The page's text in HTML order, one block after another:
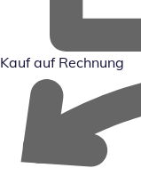
Kauf auf Rechnung